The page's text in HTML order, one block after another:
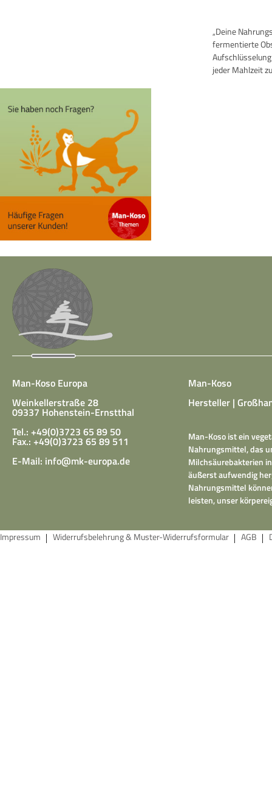
„Deine
fermentierte
jeder Mahlzeit
Man-Koso Europa
Weinkellerstraße 28
09337 Hohenstein-Ernstthal
Tel.: +49(0)3723 65 89 50
Fax.: +49(0)3723 65 89 511
E-Mail: info@mk-europa.de
Man-Koso
Hersteller |
Man-Koso ist ein
Nahrungsmittel, das
Milchsäurebakterien
äußerst aufwendig
Nahrungsmittel
leisten, unser
Impressum Widerrufsbelehrung & Muster-Widerrufsformular AGB